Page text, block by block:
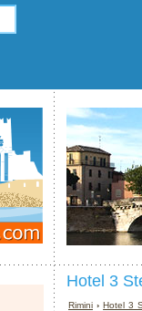
Hotel 3
Rimini ›Hotel 3